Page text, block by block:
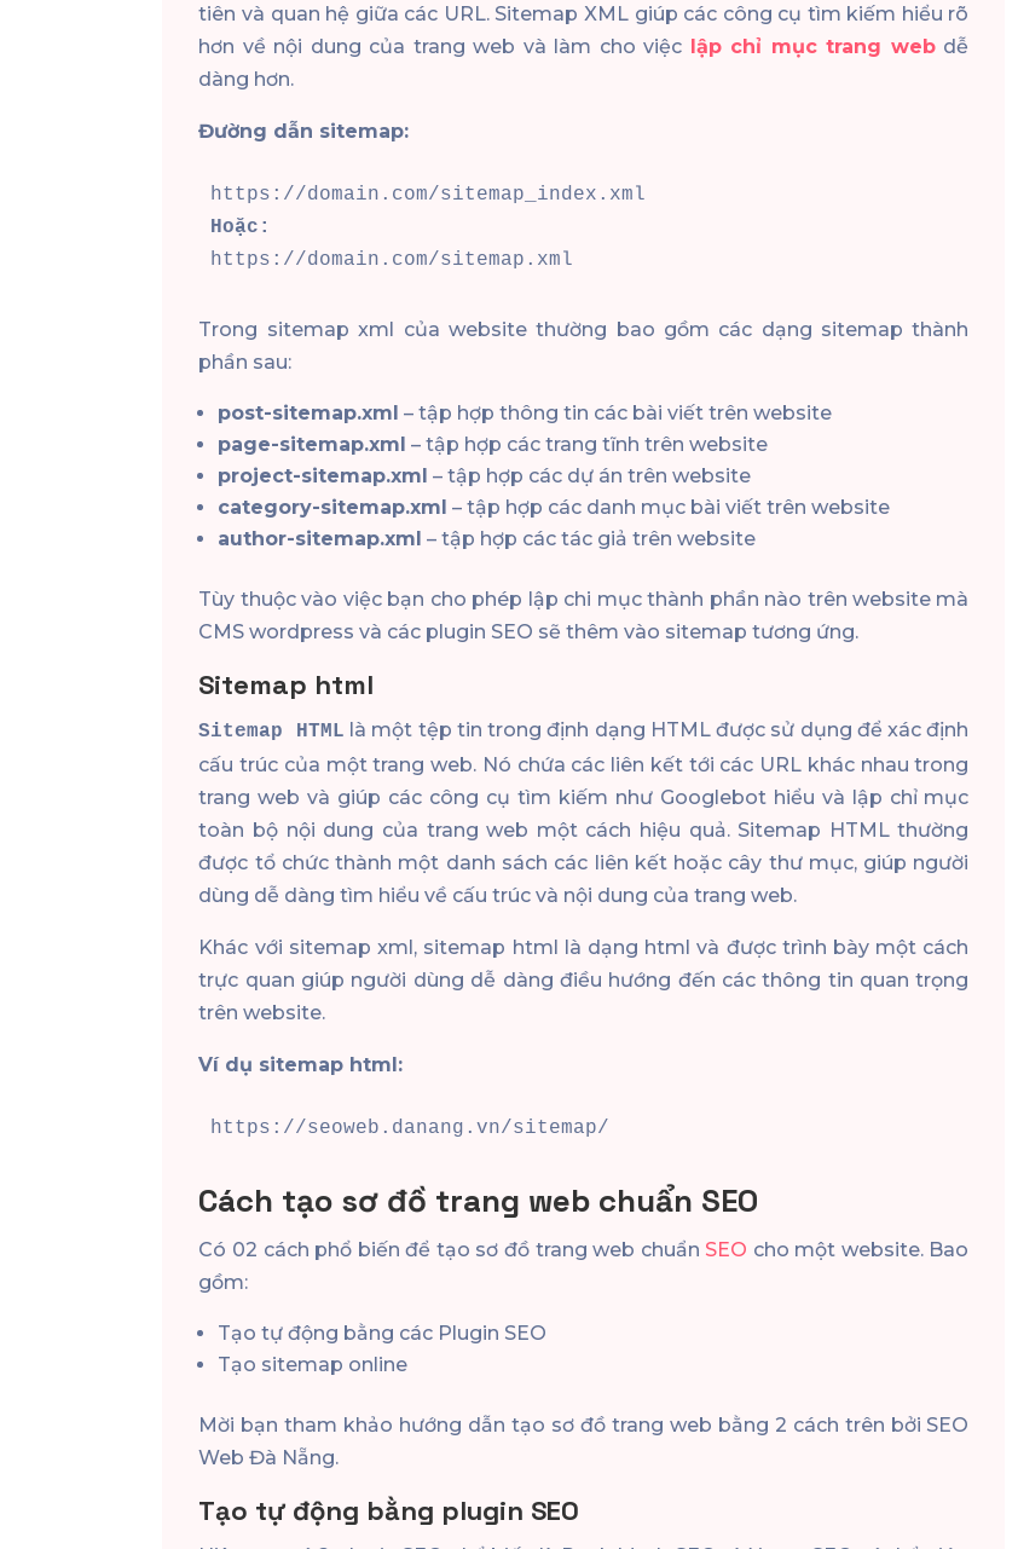
tiên và quan hệ giữa các URL. Sitemap XML giúp các công cụ tìm kiếm hiểu rõ
hơn về nội dung của trang web và làm cho việc lập chỉ mục trang webdễ
dàng hơn.
Đường dẫn sitemap:
Hoặc:
https://domain.com/sitemap.xml
Trong sitemap xml của website thường bao gồm các dạng sitemap thành
phần sau:
post-sitemap.xml – tập hợp thông tin các bài viết trên website
page-sitemap.xml – tập hợp các trang tĩnh trên website
project-sitemap.xml – tập hợp các dự án trên website
category-sitemap.xml – tập hợp các danh mục bài viết trên website
author-sitemap.xml – tập hợp các tác giả trên website
Tùy thuộc vào việc bạn cho phép lập chi mục thành phần nào trên website mà
CMS wordpress và các plugin SEO sẽ thêm vào sitemap tương ứng.
Sitemap html
Sitemap HTML là một tệp tin trong định dạng HTML được sử dụng để xác định
cấu trúc của một trang web. Nó chứa các liên kết tới các URL khác nhau trong
trang web và giúp các công cụ tìm kiếm như Googlebot hiểu và lập chỉ mục
toàn bộ nội dung của trang web một cách hiệu quả. Sitemap HTML thường
được tổ chức thành một danh sách các liên kết hoặc cây thư mục, giúp người
dùng dễ dàng tìm hiểu về cấu trúc và nội dung của trang web.
Khác với sitemap xml, sitemap html là dạng html và được trình bày một cách
trực quan giúp người dùng dễ dàng điều hướng đến các thông tin quan trọng
trên website.
Ví dụ sitemap html:
https://seoweb.danang.vn/sitemap/
Cách tạo sơ đồ trang web chuẩn SEO
Có 02 cách phổ biến để tạo sơ đồ trang web chuẩn SEO cho một website. Bao
gồm:
Tạo tự động bằng các Plugin SEO
Tạo sitemap online
Mời bạn tham khảo hướng dẫn tạo sơ đồ trang web bằng 2 cách trên bởi SEO
Web Đà Nẵng.
Tạo tự động bằng plugin SEO